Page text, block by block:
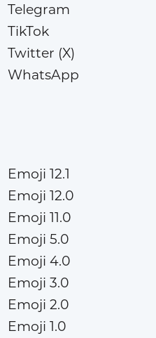
Telegram
TikTok
Twitter (X)
WhatsApp
Emoji 12.1
Emoji 12.0
Emoji 11.0
Emoji 5.0
Emoji 4.0
Emoji 3.0
Emoji 2.0
Emoji 1.0